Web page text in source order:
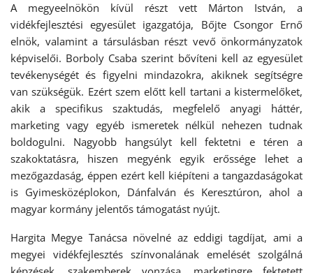
A megyeelnökön kívül részt vett Márton István, a
vidékfejlesztési egyesület igazgatója, Bőjte Csongor Ernő
elnök, valamint a társulásban részt vevő önkormányzatok
képviselői. Borboly Csaba szerint bővíteni kell az egyesület
tevékenységét és figyelni mindazokra, akiknek segítségre
van szükségük. Ezért szem előtt kell tartani a kistermelőket,
akik a specifikus szaktudás, megfelelő anyagi háttér,
marketing vagy egyéb ismeretek nélkül nehezen tudnak
boldogulni. Nagyobb hangsúlyt kell fektetni e téren a
szakoktatásra, hiszen megyénk egyik erőssége lehet a
mezőgazdaság, éppen ezért kell kiépíteni a tangazdaságokat
is Gyimesközéplokon, Dánfalván és Keresztúron, ahol a
magyar kormány jelentős támogatást nyújt.
Hargita Megye Tanácsa növelné az eddigi tagdíjat, ami a
megyei vidékfejlesztés színvonalának emelését szolgálná